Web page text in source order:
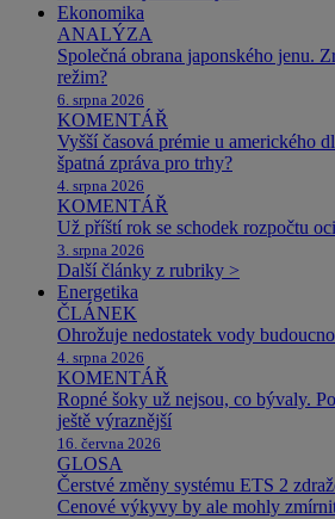
Ekonomika
ANALÝZA
Společná obrana japonského jenu.
režim?
6. srpna 2026
KOMENTÁŘ
Vyšší časová prémie u amerického
špatná zpráva pro trhy?
4. srpna 2026
KOMENTÁŘ
Už příští rok se schodek rozpočtu
3. srpna 2026
Další články z rubriky >
Energetika
ČLÁNEK
Ohrožuje nedostatek vody
4. srpna 2026
KOMENTÁŘ
Ropné šoky už nejsou, co bývaly.
ještě výraznější
16. června 2026
GLOSA
Čerstvé změny systému ETS 2
Cenové výkyvy by ale mohly